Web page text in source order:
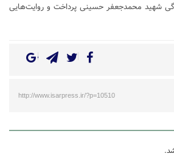
شهید محمدجعفر حسینی پرداخت و روایت‌هایی
http://www.isarpress.ir/?p=10510